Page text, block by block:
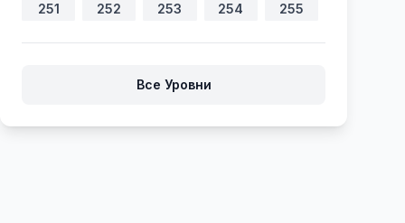
251 252 253 254 255
256 257 258 259 260
263
266 267 268 269
Все Уровни